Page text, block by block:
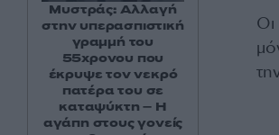
Οι
Μυστράς: Αλλαγή
στην υπερασπιστική
γραμμή του
55χρονου που
έκρυψε τον νεκρό
πατέρα του σε
καταψύκτη – Η
αγάπη στους γονείς